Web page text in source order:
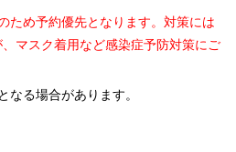
ため予約優先となります。対策には
マスク着用など感染症予防対策にご
る場合があります。